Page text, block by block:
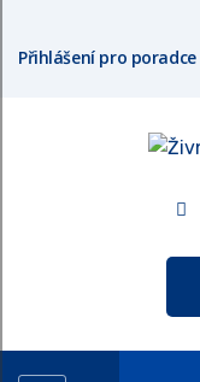
Přihlášení pro poradce